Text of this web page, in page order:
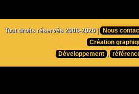
Tout droits réservés 2008-2026 |
Nous
Création
Développement ,